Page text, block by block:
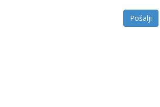
Pošalji